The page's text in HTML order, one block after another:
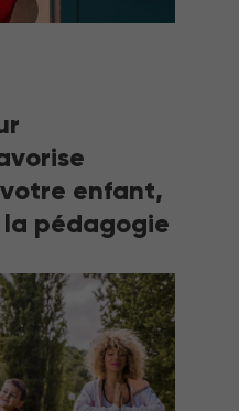
enfant,
pédagogie